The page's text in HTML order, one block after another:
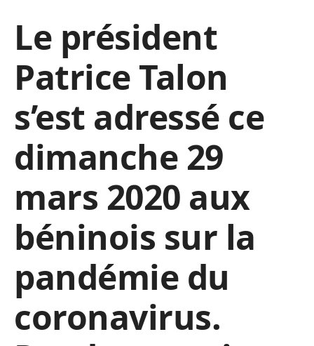
Le président
Patrice Talon
s’est adressé ce
dimanche 29
mars 2020 aux
béninois sur la
pandémie du
coronavirus.